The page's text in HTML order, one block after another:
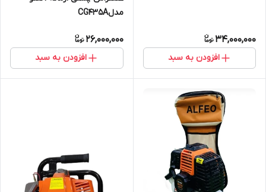
34,000,000
افزودن به سبد
مدلCG435A
26,000,000
افزودن به سبد